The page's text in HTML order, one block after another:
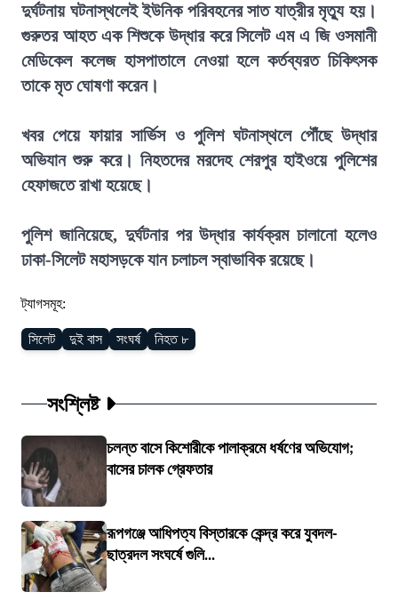
দুর্ঘটনায় ঘটনাস্থলেই ইউনিক পরিবহনের সাত যাত্রীর মৃত্যু হয়।
গুরুতর আহত এক শিশুকে উদ্ধার করে সিলেট এম এ জি ওসমানী
মেডিকেল কলেজ হাসপাতালে নেওয়া হলে কর্তব্যরত চিকিৎসক
তাকে মৃত ঘোষণা করেন।
খবর পেয়ে ফায়ার সার্ভিস ও পুলিশ ঘটনাস্থলে পৌঁছে উদ্ধার
অভিযান শুরু করে। নিহতদের মরদেহ শেরপুর হাইওয়ে পুলিশের
হেফাজতে রাখা হয়েছে।
পুলিশ জানিয়েছে, দুর্ঘটনার পর উদ্ধার কার্যক্রম চালানো হলেও
ঢাকা-সিলেট মহাসড়কে যান চলাচল স্বাভাবিক রয়েছে।
ট্যাগসমূহ:
সিলেট দুই বাস সংঘর্ষ নিহত ৮
সংশ্লিষ্ট
চলন্ত বাসে কিশোরীকে পালাক্রমে ধর্ষণের অভিযোগ;
বাসের চালক গ্রেফতার
রূপগঞ্জে আধিপত্য বিস্তারকে কেন্দ্র করে যুবদল-
ছাত্রদল সংঘর্ষে গুলি...